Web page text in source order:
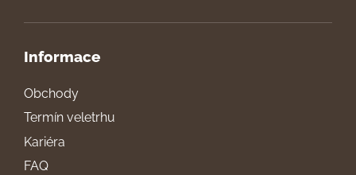
Informace
Obchody
Termín veletrhu
Kariéra
FAQ